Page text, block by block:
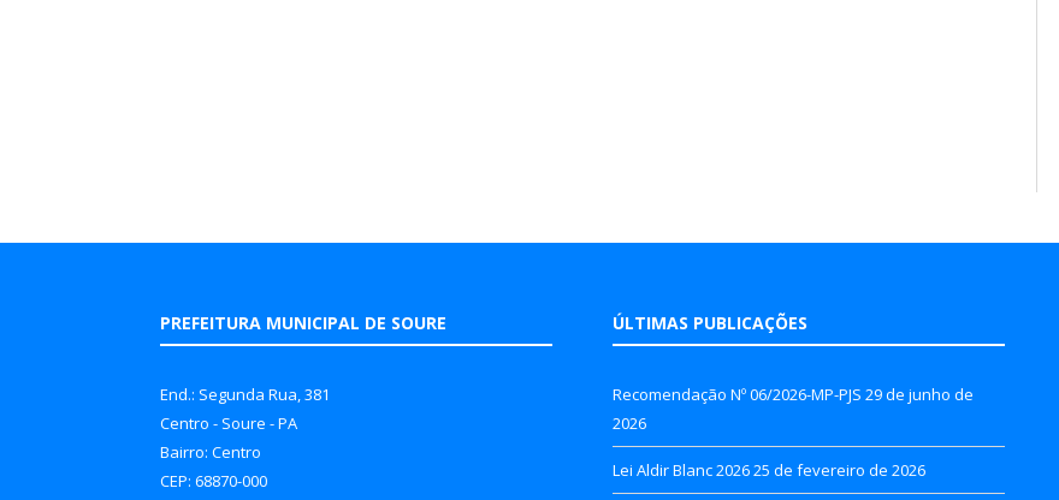
PREFEITURA MUNICIPAL DE SOURE
End.: Segunda Rua, 381
Centro - Soure - PA
Bairro: Centro
CEP: 68870-000
ÚLTIMAS PUBLICAÇÕES
Recomendação Nº 06/2026-MP-PJS 29 de junho de
2026
Lei Aldir Blanc 202625 de fevereiro de 2026